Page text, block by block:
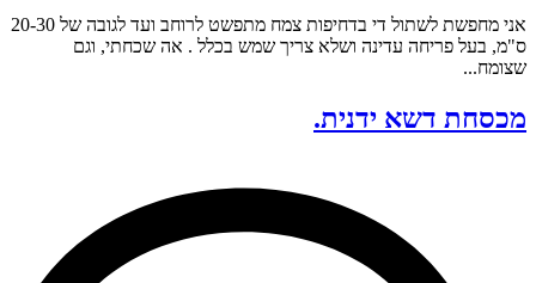
אני מחפשת לשתול די בדחיפות צמח מתפשט לרוחב ועד לגובה של 20-30
ס"מ, בעל פריחה עדינה ושלא צריך שמש בכלל . אה שכחתי, וגם
שצומח...
מכסחת דשא ידנית.